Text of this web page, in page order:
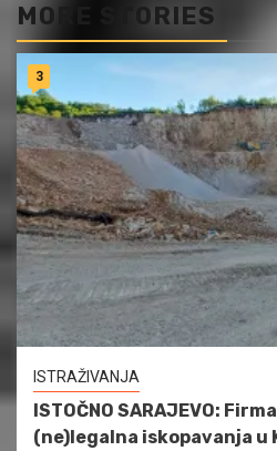
MORE STORIES
3
ISTRAŽIVANJA
ISTOČNO SARAJEVO:
(ne)legalna iskopavanja u